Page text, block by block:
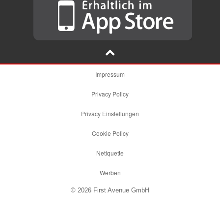
Impressum
Privacy Policy
Privacy Einstellungen
Cookie Policy
Netiquette
Werben
© 2026 First Avenue GmbH